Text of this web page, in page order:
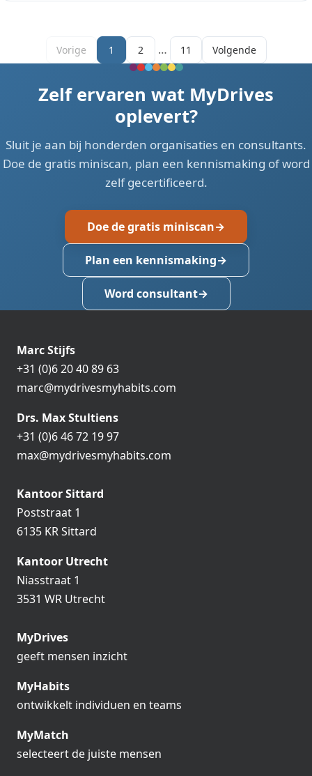
Vorige 1 2 … 11 Volgende
Zelf ervaren wat MyDrives
oplevert?
Sluit je aan bij honderden organisaties en consultants.
Doe de gratis miniscan, plan een kennismaking of word
zelf gecertificeerd.
Doe de gratis miniscan
Plan een kennismaking
Word consultant
Marc Stijfs
+31 (0)6 20 40 89 63
marc@mydrivesmyhabits.com
Drs. Max Stultiens
+31 (0)6 46 72 19 97
max@mydrivesmyhabits.com
Kantoor Sittard
Poststraat 1
6135 KR Sittard
Kantoor Utrecht
Niasstraat 1
3531 WR Utrecht
MyDrives
geeft mensen inzicht
MyHabits
ontwikkelt individuen en teams
MyMatch
selecteert de juiste mensen